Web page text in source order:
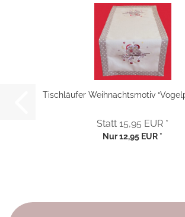
Tischläufer Weihnachtsmotiv
Statt 15,95 EUR *
Nur 12,95 EUR *